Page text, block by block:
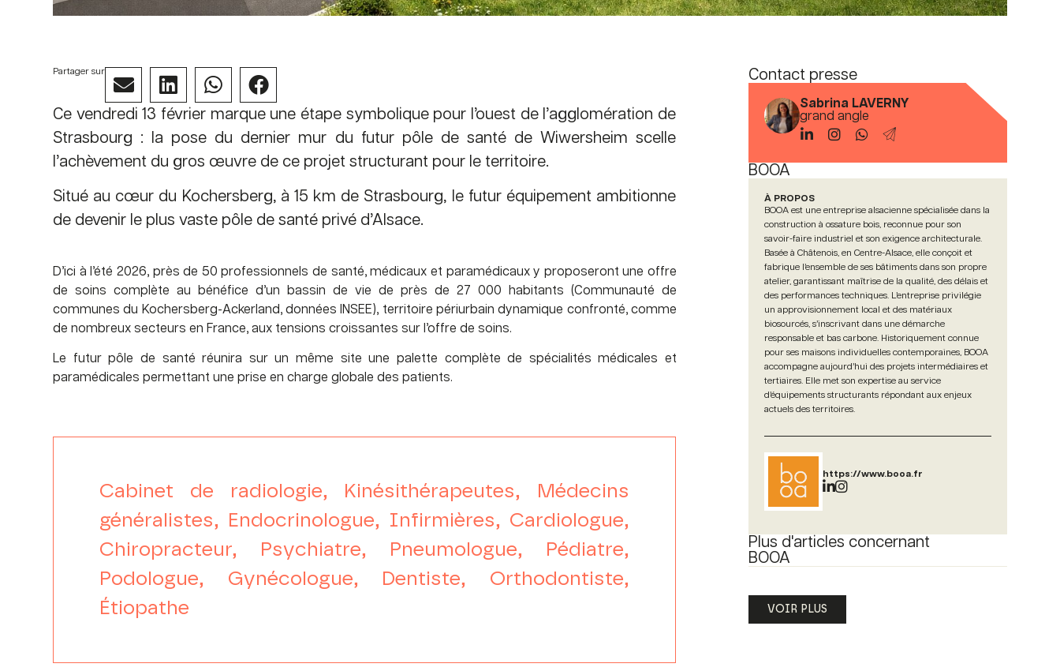
Partager sur
Ce vendredi 13 février marque une étape symbolique pour l’ouest de l’agglomération de
Strasbourg : la pose du dernier mur du futur pôle de santé de Wiwersheim scelle
l’achèvement du gros œuvre de ce projet structurant pour le territoire.
Situé au cœur du Kochersberg, à 15 km de Strasbourg, le futur équipement ambitionne
de devenir le plus vaste pôle de santé privé d’Alsace.
D’ici à l’été 2026, près de 50 professionnels de santé, médicaux et paramédicaux y proposeront une offre
de soins complète au bénéfice d’un bassin de vie de près de 27 000 habitants (Communauté de
communes du Kochersberg-Ackerland, données INSEE), territoire périurbain dynamique confronté, comme
de nombreux secteurs en France, aux tensions croissantes sur l’offre de soins.
Le futur pôle de santé réunira sur un même site une palette complète de spécialités médicales et
paramédicales permettant une prise en charge globale des patients.
Cabinet de radiologie, Kinésithérapeutes, Médecins
généralistes, Endocrinologue, Infirmières, Cardiologue,
Chiropracteur, Psychiatre, Pneumologue, Pédiatre,
Podologue, Gynécologue, Dentiste, Orthodontiste,
Étiopathe
Contact presse
Sabrina LAVERNY
grand angle
BOOA
À PROPOS
BOOA est une entreprise alsacienne spécialisée dans la
construction à ossature bois, reconnue pour son
savoir-faire industriel et son exigence architecturale.
Basée à Châtenois, en Centre-Alsace, elle conçoit et
fabrique l’ensemble de ses bâtiments dans son propre
atelier, garantissant maîtrise de la qualité, des délais et
des performances techniques. L’entreprise privilégie
un approvisionnement local et des matériaux
biosourcés, s’inscrivant dans une démarche
responsable et bas carbone. Historiquement connue
pour ses maisons individuelles contemporaines, BOOA
accompagne aujourd’hui des projets intermédiaires et
tertiaires. Elle met son expertise au service
d’équipements structurants répondant aux enjeux
actuels des territoires.
https://www.booa.fr
Plus d'articles concernant
BOOA
VOIR PLUS